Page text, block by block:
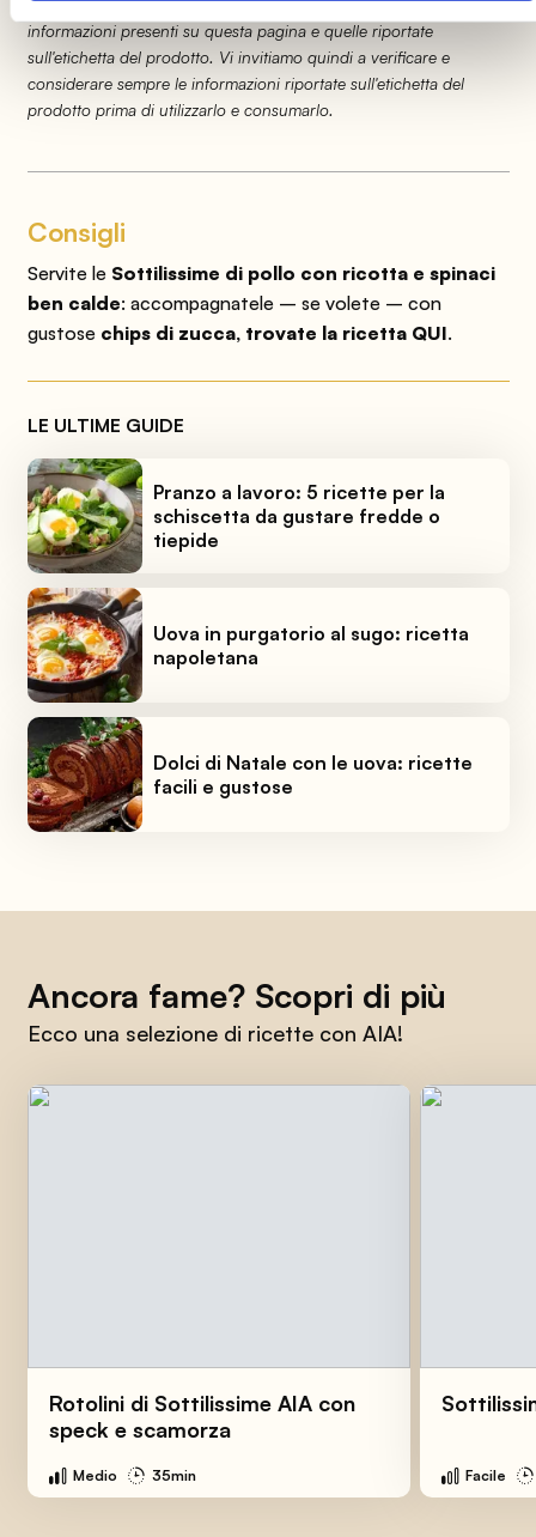
informazioni presenti su questa pagina e quelle riportate
sull'etichetta del prodotto. Vi invitiamo quindi a verificare e
considerare sempre le informazioni riportate sull'etichetta del
prodotto prima di utilizzarlo e consumarlo.
Consigli
Servite le Sottilissime di pollo con ricotta e spinaci
ben calde: accompagnatele – se volete – con
gustose chips di zucca, trovate la ricetta QUI.
LE ULTIME GUIDE
Pranzo a lavoro: 5 ricette per la
schiscetta da gustare fredde o
tiepide
Uova in purgatorio al sugo: ricetta
napoletana
Dolci di Natale con le uova: ricette
facili e gustose
Ancora fame? Scopri di più
Ecco una selezione di ricette con AIA!
Rotolini di Sottilissime AIA con
speck e scamorza
Medio 35min Facile